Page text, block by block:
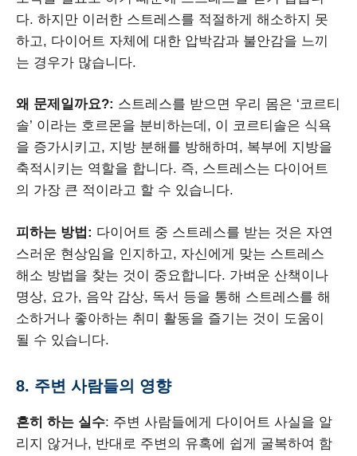
다. 하지만 이러한 스트레스를 적절하게 해소하지 못
하고, 다이어트 자체에 대한 압박감과 불안감을 느끼
는 경우가 많습니다.
왜 문제일까요?: 스트레스를 받으면 우리 몸은 ‘코르티
솔’ 이라는 호르몬을 분비하는데, 이 코르티솔은 식욕
을 증가시키고, 지방 분해를 방해하며, 복부에 지방을
축적시키는 역할을 합니다. 즉, 스트레스는 다이어트
의 가장 큰 적이라고 할 수 있습니다.
피하는 방법: 다이어트 중 스트레스를 받는 것은 자연
스러운 현상임을 인지하고, 자신에게 맞는 스트레스
해소 방법을 찾는 것이 중요합니다. 가벼운 산책이나
명상, 요가, 음악 감상, 독서 등을 통해 스트레스를 해
소하거나 좋아하는 취미 활동을 즐기는 것이 도움이
될 수 있습니다.
8. 주변 사람들의 영향
흔히 하는 실수: 주변 사람들에게 다이어트 사실을 알
리지 않거나, 반대로 주변의 유혹에 쉽게 굴복하여 함